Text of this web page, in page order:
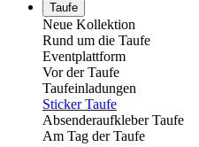
Taufe
Neue Kollektion
Rund um die Taufe
Eventplattform
Vor der Taufe
Taufeinladungen
Sticker Taufe
Absenderaufkleber Taufe
Am Tag der Taufe